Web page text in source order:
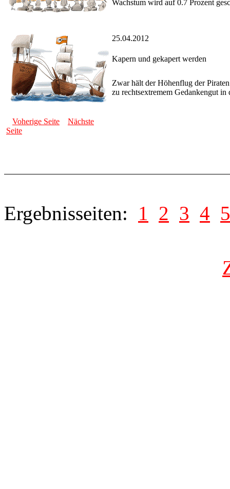
Wachstum wird auf 0.7 Prozent
25.04.2012
Kapern und gekapert werden
Zwar hält der Höhenflug der
zu rechtsextremem Gedankengut
Voherige Seite
Nächste
Seite
Ergebnisseiten: 1 2 3 4 5